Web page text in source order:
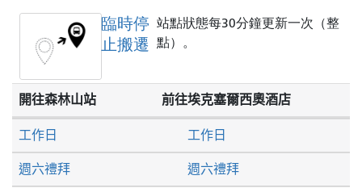
臨時停
止搬遷
站點狀態每30分鐘更新一次（整
點）。
開往森林山站 前往埃克塞爾西奧酒店
週六禮拜 週六禮拜
工作日 工作日